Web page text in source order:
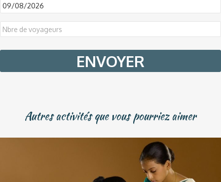
DD
slash
MM
Autres activités que vous pourriez aimer